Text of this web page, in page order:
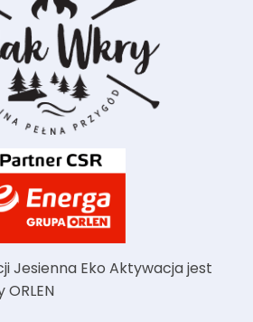
Jesienna Eko Aktywacja jest
ORLEN